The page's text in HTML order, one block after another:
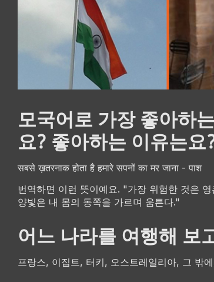
모국어로 가장 좋아하
요? 좋아하는 이유는요
सबसे ख़तरनाक होता है हमारे सपनों का मर जाना - पाश
번역하면 이런 뜻이예요. "가장 위험한 것은
양빛은 내 몸의 동쪽을 가르며 움튼다."
어느 나라를 여행해 보
프랑스, 이집트, 터키, 오스트레일리아, 그 밖